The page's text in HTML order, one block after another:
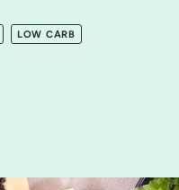
LOW CARB